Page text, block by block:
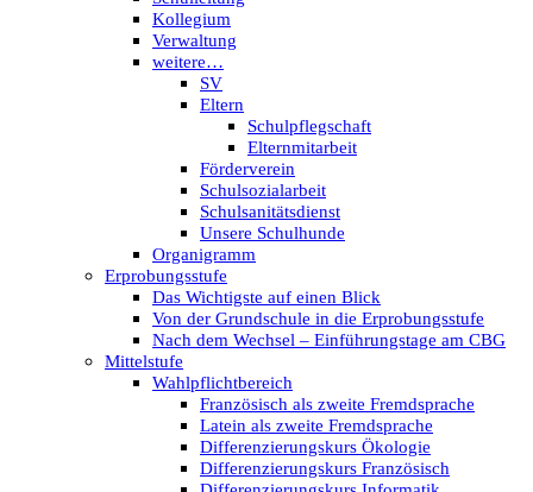
Kollegium
Verwaltung
weitere…
SV
Eltern
Schulpflegschaft
Elternmitarbeit
Förderverein
Schulsozialarbeit
Schulsanitätsdienst
Unsere Schulhunde
Organigramm
Erprobungsstufe
Das Wichtigste auf einen Blick
Von der Grundschule in die Erprobungsstufe
Nach dem Wechsel – Einführungstage am CBG
Mittelstufe
Wahlpflichtbereich
Französisch als zweite Fremdsprache
Latein als zweite Fremdsprache
Differenzierungskurs Ökologie
Differenzierungskurs Französisch